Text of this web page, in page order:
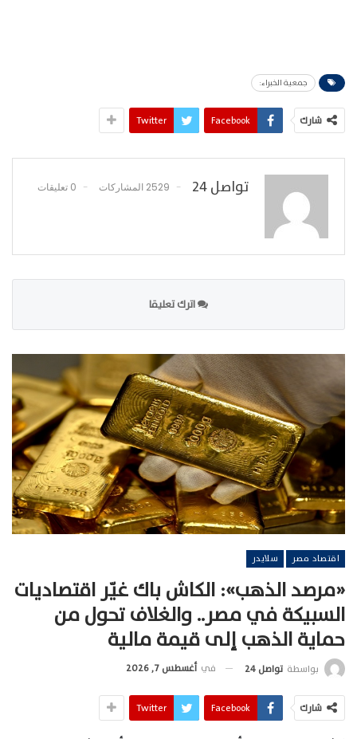
جمعية الخبراء:
شارك Facebook
Twitter
تواصل 24 2529 المشاركات 0 تعليقات
اترك تعليقا
اقتصاد مصر سلايدر
«مرصد الذهب»: الكاش باك غيّر اقتصاديات
السبيكة في مصر.. والغلاف تحول من
حماية الذهب إلى قيمة مالية
بواسطة تواصل 24 في أغسطس 7, 2026
شارك Facebook
Twitter